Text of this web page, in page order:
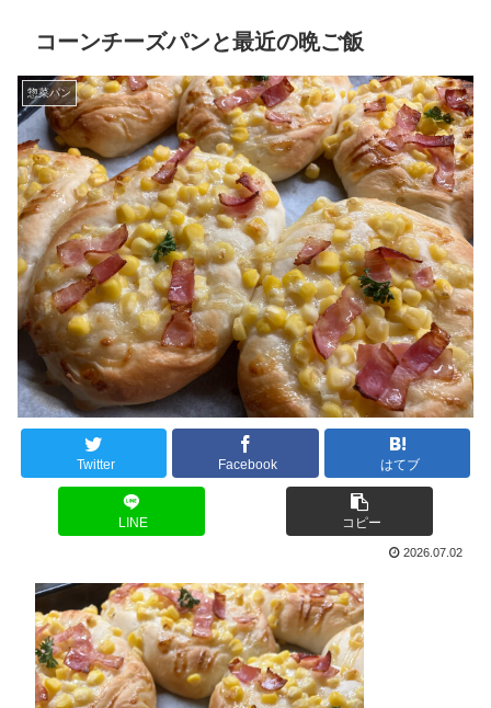
コーンチーズパンと最近の晩ご飯
惣菜パン
Twitter Facebook はてブ
LINE コピー
2026.07.02